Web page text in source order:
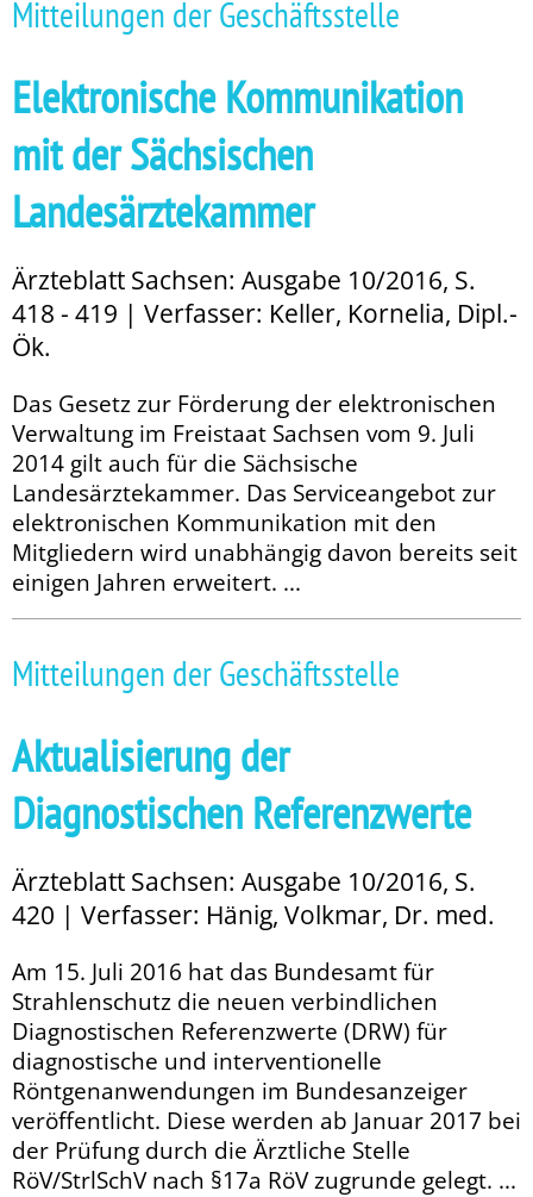
Mitteilungen der Geschäftsstelle
Elektronische Kommunikation
mit der Sächsischen
Landesärztekammer
Ärzteblatt Sachsen: Ausgabe 10/2016, S.
418 - 419 | Verfasser: Keller, Kornelia, Dipl.-
Ök.
Das Gesetz zur Förderung der elek­tronischen
Verwaltung im Freistaat Sachsen vom 9. Juli
2014 gilt auch für die Sächsische
Landesärztekammer. Das Serviceangebot zur
elektronischen Kommunikation mit den
Mitgliedern wird unabhängig davon bereits seit
einigen Jahren erweitert. ...
Mitteilungen der Geschäftsstelle
Aktualisierung der
Diagnostischen Referenzwerte
Ärzteblatt Sachsen: Ausgabe 10/2016, S.
420 | Verfasser: Hänig, Volkmar, Dr. med.
Am 15. Juli 2016 hat das Bundesamt für
Strahlenschutz die neuen verbindlichen
Diagnostischen Referenzwerte (DRW) für
diagnostische und interventionelle
Röntgenanwendungen im Bundesanzeiger
veröffentlicht. Diese werden ab Januar 2017 bei
der Prüfung durch die Ärztliche Stelle
RöV/StrlSchV nach §17a RöV zugrunde gelegt. ...